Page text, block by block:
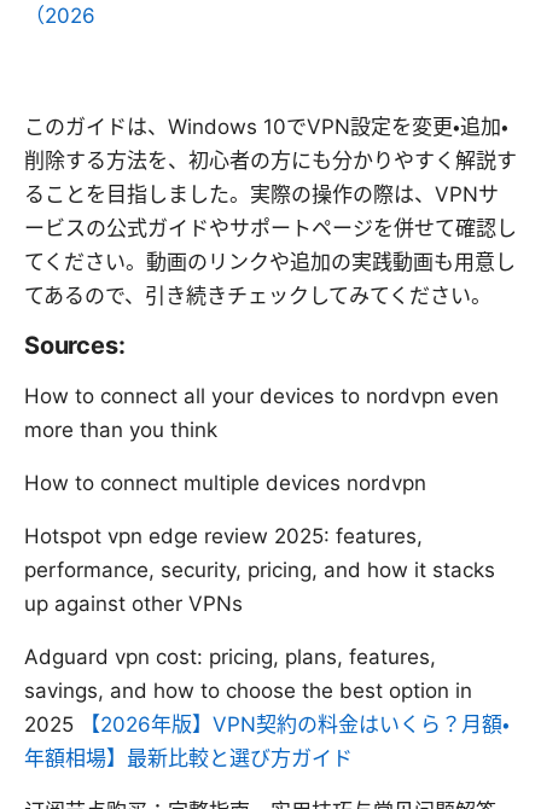
（2026
このガイドは、Windows 10でVPN設定を変更・追加・
削除する方法を、初心者の方にも分かりやすく解説す
ることを目指しました。実際の操作の際は、VPNサ
ービスの公式ガイドやサポートページを併せて確認し
てください。動画のリンクや追加の実践動画も用意し
てあるので、引き続きチェックしてみてください。
Sources:
How to connect all your devices to nordvpn even
more than you think
How to connect multiple devices nordvpn
Hotspot vpn edge review 2025: features,
performance, security, pricing, and how it stacks
up against other VPNs
Adguard vpn cost: pricing, plans, features,
savings, and how to choose the best option in
2025
【2026年版】VPN契約の料金はいくら？月額・
年額相場】最新比較と選び方ガイド